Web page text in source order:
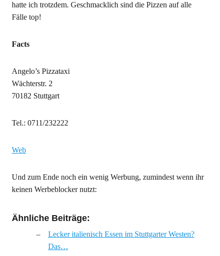
hatte ich trotzdem. Geschmacklich sind die Pizzen auf alle
Fälle top!
Facts
Angelo’s Pizzataxi
Wächterstr. 2
70182 Stuttgart
Tel.: 0711/232222
Web
Und zum Ende noch ein wenig Werbung, zumindest wenn ihr
keinen Werbeblocker nutzt:
Ähnliche Beiträge:
Lecker italienisch Essen im Stuttgarter Westen?
Das…